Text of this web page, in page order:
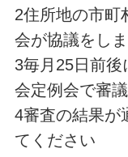
2住所地の市町
会が協議をし
3毎月25日前後
会定例会で審
4審査の結果が
てください